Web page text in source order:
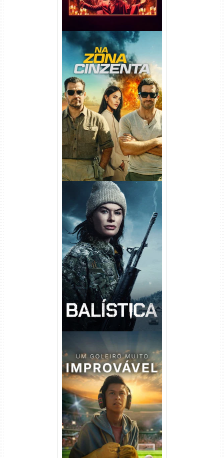
Na Zona Cinzenta Torrent
(2026) WEB-DL 1080p/4K
Dual Áudio
Balística Torrent (2025) WEB-
DL 1080p Dual Áudio
Um Goleiro Muito Improvável
Torrent (2026) WEB-DL 1080p
Dual Áudio